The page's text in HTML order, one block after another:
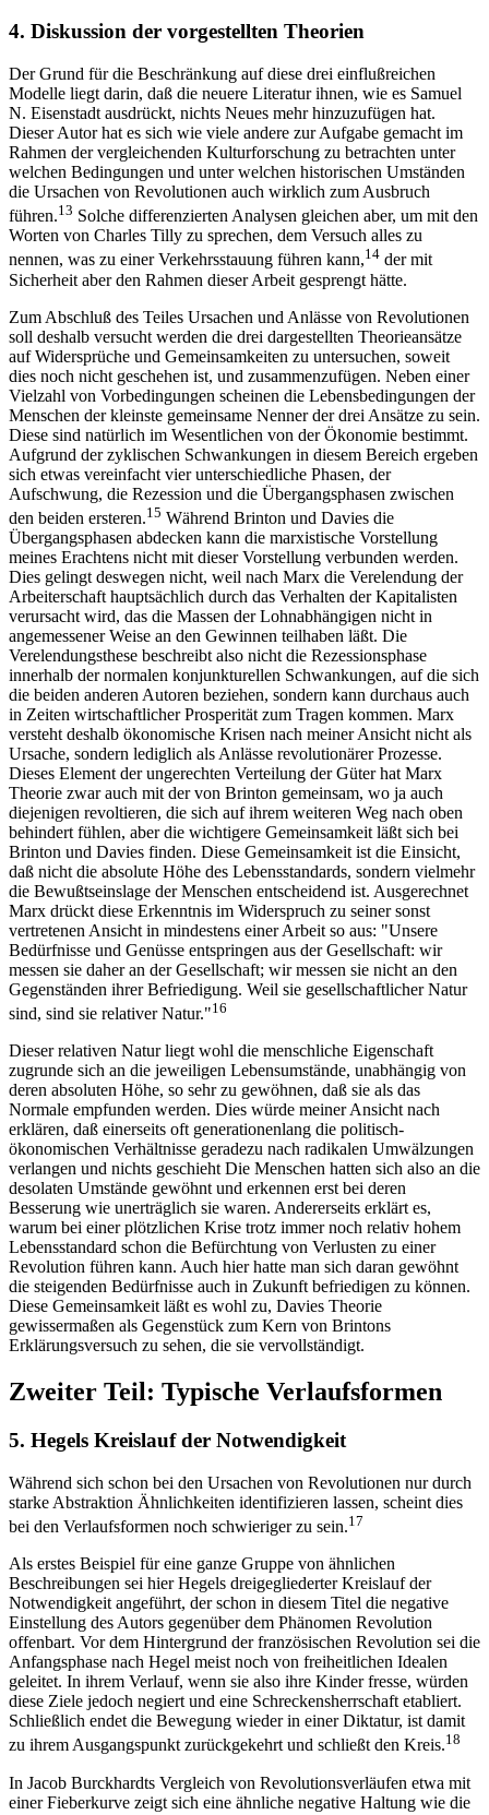
4. Diskussion der vorgestellten Theorien
Der Grund für die Beschränkung auf diese drei einflußreichen
Modelle liegt darin, daß die neuere Literatur ihnen, wie es Samuel
N. Eisenstadt ausdrückt, nichts Neues mehr hinzuzufügen hat.
Dieser Autor hat es sich wie viele andere zur Aufgabe gemacht im
Rahmen der vergleichenden Kulturforschung zu betrachten unter
welchen Bedingungen und unter welchen historischen Umständen
die Ursachen von Revolutionen auch wirklich zum Ausbruch
führen.13 Solche differenzierten Analysen gleichen aber, um mit den
Worten von Charles Tilly zu sprechen, dem Versuch alles zu
nennen, was zu einer Verkehrsstauung führen kann,14 der mit
Sicherheit aber den Rahmen dieser Arbeit gesprengt hätte.
Zum Abschluß des Teiles Ursachen und Anlässe von Revolutionen
soll deshalb versucht werden die drei dargestellten Theorieansätze
auf Widersprüche und Gemeinsamkeiten zu untersuchen, soweit
dies noch nicht geschehen ist, und zusammenzufügen. Neben einer
Vielzahl von Vorbedingungen scheinen die Lebensbedingungen der
Menschen der kleinste gemeinsame Nenner der drei Ansätze zu sein.
Diese sind natürlich im Wesentlichen von der Ökonomie bestimmt.
Aufgrund der zyklischen Schwankungen in diesem Bereich ergeben
sich etwas vereinfacht vier unterschiedliche Phasen, der
Aufschwung, die Rezession und die Übergangsphasen zwischen
den beiden ersteren.15 Während Brinton und Davies die
Übergangsphasen abdecken kann die marxistische Vorstellung
meines Erachtens nicht mit dieser Vorstellung verbunden werden.
Dies gelingt deswegen nicht, weil nach Marx die Verelendung der
Arbeiterschaft hauptsächlich durch das Verhalten der Kapitalisten
verursacht wird, das die Massen der Lohnabhängigen nicht in
angemessener Weise an den Gewinnen teilhaben läßt. Die
Verelendungsthese beschreibt also nicht die Rezessionsphase
innerhalb der normalen konjunkturellen Schwankungen, auf die sich
die beiden anderen Autoren beziehen, sondern kann durchaus auch
in Zeiten wirtschaftlicher Prosperität zum Tragen kommen. Marx
versteht deshalb ökonomische Krisen nach meiner Ansicht nicht als
Ursache, sondern lediglich als Anlässe revolutionärer Prozesse.
Dieses Element der ungerechten Verteilung der Güter hat Marx
Theorie zwar auch mit der von Brinton gemeinsam, wo ja auch
diejenigen revoltieren, die sich auf ihrem weiteren Weg nach oben
behindert fühlen, aber die wichtigere Gemeinsamkeit läßt sich bei
Brinton und Davies finden. Diese Gemeinsamkeit ist die Einsicht,
daß nicht die absolute Höhe des Lebensstandards, sondern vielmehr
die Bewußtseinslage der Menschen entscheidend ist. Ausgerechnet
Marx drückt diese Erkenntnis im Widerspruch zu seiner sonst
vertretenen Ansicht in mindestens einer Arbeit so aus: "Unsere
Bedürfnisse und Genüsse entspringen aus der Gesellschaft: wir
messen sie daher an der Gesellschaft; wir messen sie nicht an den
Gegenständen ihrer Befriedigung. Weil sie gesellschaftlicher Natur
sind, sind sie relativer Natur."16
Dieser relativen Natur liegt wohl die menschliche Eigenschaft
zugrunde sich an die jeweiligen Lebensumstände, unabhängig von
deren absoluten Höhe, so sehr zu gewöhnen, daß sie als das
Normale empfunden werden. Dies würde meiner Ansicht nach
erklären, daß einerseits oft generationenlang die politisch-
ökonomischen Verhältnisse geradezu nach radikalen Umwälzungen
verlangen und nichts geschieht Die Menschen hatten sich also an die
desolaten Umstände gewöhnt und erkennen erst bei deren
Besserung wie unerträglich sie waren. Andererseits erklärt es,
warum bei einer plötzlichen Krise trotz immer noch relativ hohem
Lebensstandard schon die Befürchtung von Verlusten zu einer
Revolution führen kann. Auch hier hatte man sich daran gewöhnt
die steigenden Bedürfnisse auch in Zukunft befriedigen zu können.
Diese Gemeinsamkeit läßt es wohl zu, Davies Theorie
gewissermaßen als Gegenstück zum Kern von Brintons
Erklärungsversuch zu sehen, die sie vervollständigt.
Zweiter Teil: Typische Verlaufsformen
5. Hegels Kreislauf der Notwendigkeit
Während sich schon bei den Ursachen von Revolutionen nur durch
starke Abstraktion Ähnlichkeiten identifizieren lassen, scheint dies
bei den Verlaufsformen noch schwieriger zu sein.17
Als erstes Beispiel für eine ganze Gruppe von ähnlichen
Beschreibungen sei hier Hegels dreigegliederter Kreislauf der
Notwendigkeit angeführt, der schon in diesem Titel die negative
Einstellung des Autors gegenüber dem Phänomen Revolution
offenbart. Vor dem Hintergrund der französischen Revolution sei die
Anfangsphase nach Hegel meist noch von freiheitlichen Idealen
geleitet. In ihrem Verlauf, wenn sie also ihre Kinder fresse, würden
diese Ziele jedoch negiert und eine Schreckensherrschaft etabliert.
Schließlich endet die Bewegung wieder in einer Diktatur, ist damit
zu ihrem Ausgangspunkt zurückgekehrt und schließt den Kreis.18
In Jacob Burckhardts Vergleich von Revolutionsverläufen etwa mit
einer Fieberkurve zeigt sich eine ähnliche negative Haltung wie die